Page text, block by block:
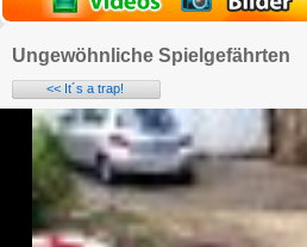
Ungewöhnliche Spielgefährten
<< It´s a trap!